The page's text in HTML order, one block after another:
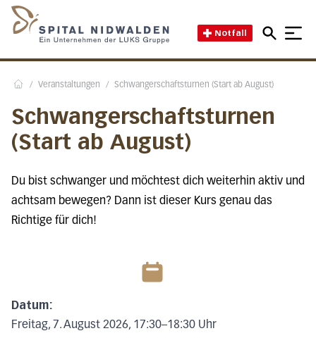
Notfall
/ Veranstaltungen / Schwangerschaftsturnen (Start ab August)
Schwangerschaftsturnen
(Start ab August)
Du bist schwanger und möchtest dich weiterhin aktiv und
achtsam bewegen? Dann ist dieser Kurs genau das
Richtige für dich!
Datum:
Freitag, 7. August 2026, 17:30–18:30 Uhr